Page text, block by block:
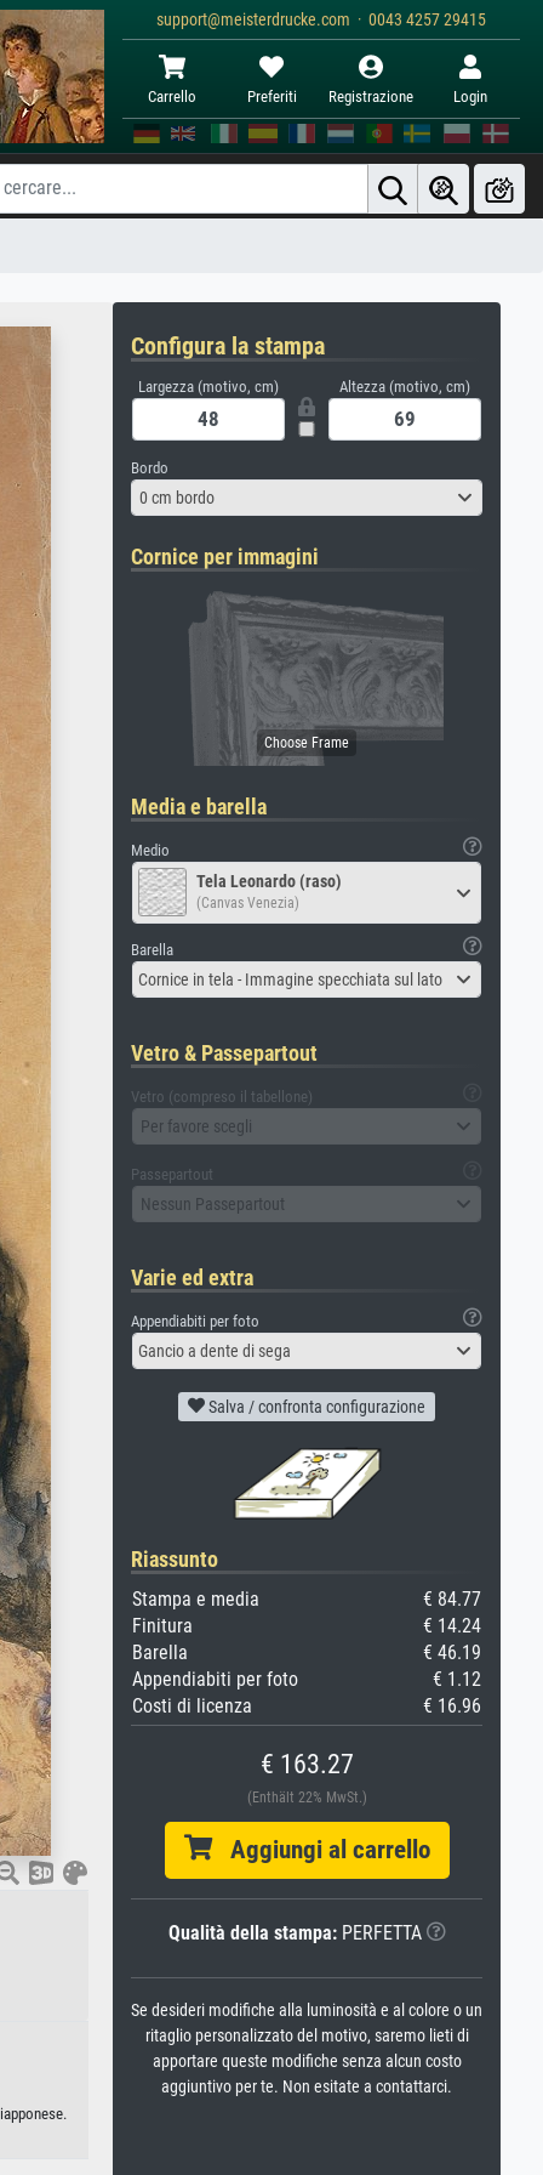
support@meisterdrucke.com · 0043 4257 29415
Carrello Preferiti Registrazione Login
Configura la stampa
Largezza (motivo, cm) Altezza (motivo, cm)
Bordo
0 cm bordo
Cornice per immagini
Media e barella
Medio
Tela Leonardo (raso)
(Canvas Venezia)
Barella
Cornice in tela - Immagine specchiata sul lato
Vetro & Passepartout
Vetro (compreso il tabellone)
Per favore scegli
Passepartout
Nessun Passepartout
Varie ed extra
Appendiabiti per foto
Gancio a dente di sega
Salva / confronta configurazione
Riassunto
Stampa e media
€ 84.77
Finitura
€ 14.24
Barella
€ 46.19
Appendiabiti per foto
€ 1.12
Costi di licenza
€ 16.96
€ 163.27
(Enthält 22% MwSt.)
Aggiungi al carrello
Qualità della stampa:PERFETTA
Se desideri modifiche alla luminosità e al colore o un
ritaglio personalizzato del motivo, saremo lieti di
apportare queste modifiche senza alcun costo
aggiuntivo per te. Non esitate a contattarci.